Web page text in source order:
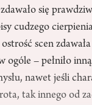
się
cudzego
scen
– pełniło
nawet jeśli
tak innego od